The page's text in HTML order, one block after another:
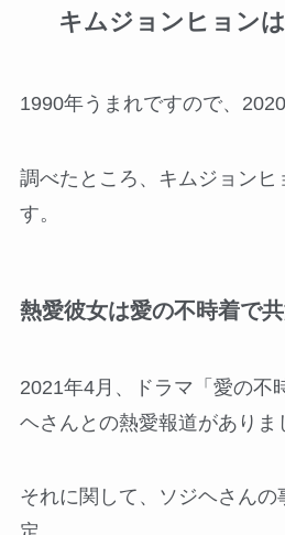
キムジョンヒョン
1990年うまれですので、
調べたところ、キムジョンヒ
す。
熱愛彼女は愛の不時着で
2021年4月、ドラマ「愛の不
ヘさんとの熱愛報道がありま
それに関して、ソジヘさん